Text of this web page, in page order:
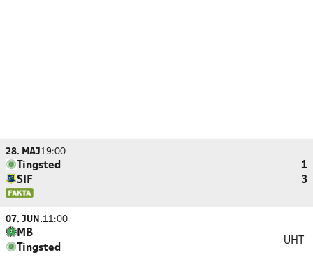
28. MAJ19:00
Tingsted
1
SIF
3
07. JUN.11:00
MB
Tingsted
UHT